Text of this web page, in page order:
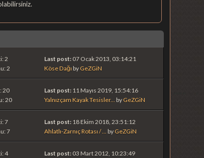
2
2
Last post: 07 Ocak 2013, 03:14:21
Köse Dağı by GeZGiN
20
20
Last post: 11 Mayıs 2019, 15:54:16
Yalnızçam Kayak Tesisler... by GeZGiN
7
7
Last post: 18 Ekim 2018, 23:51:12
Ahlatlı-Zarnıç Rotası / ... by GeZGiN
4
Last post: 03 Mart 2012, 10:23:49